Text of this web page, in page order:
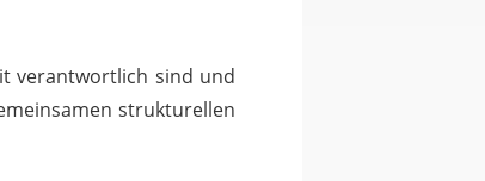
verantwortlich sind und
strukturellen